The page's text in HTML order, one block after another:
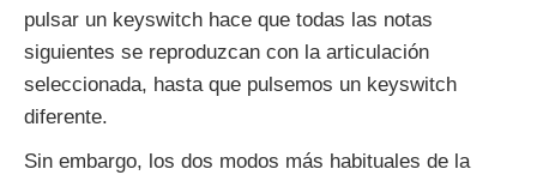
pulsar un keyswitch hace que todas las notas
siguientes se reproduzcan con la articulación
seleccionada, hasta que pulsemos un keyswitch
diferente.
Sin embargo, los dos modos más habituales de la